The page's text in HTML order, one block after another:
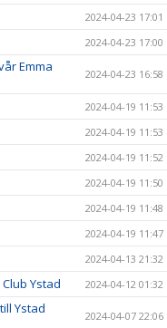
2024-04-23 17:01
2024-04-23 17:00
Emma
2024-04-23 16:58
2024-04-19 11:53
2024-04-19 11:53
2024-04-19 11:52
2024-04-19 11:50
2024-04-19 11:48
2024-04-19 11:47
2024-04-13 21:32
Ystad 2024-04-12 01:32
Ystad
2024-04-07 22:06